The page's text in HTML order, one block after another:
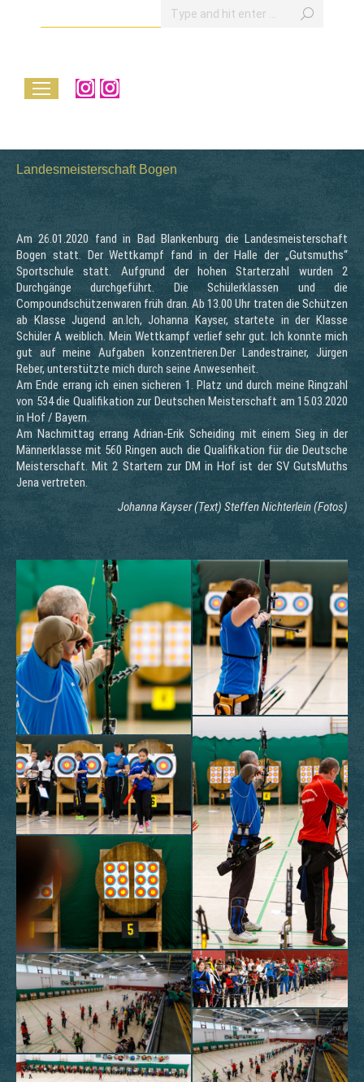
Search:
Instagram
in
new
Instagram
in
Landesmeisterschaft Bogen
Am 26.01.2020 fand in Bad Blankenburg die Landesmeisterschaft
Bogen statt. Der Wettkampf fand in der Halle der „Gutsmuths“
Sportschule statt. Aufgrund der hohen Starterzahl wurden 2
Durchgänge durchgeführt. Die Schülerklassen und die
Compoundschützenwaren früh dran. Ab 13.00 Uhr traten die Schützen
ab Klasse Jugend an.Ich, Johanna Kayser, startete in der Klasse
Schüler A weiblich. Mein Wettkampf verlief sehr gut. Ich konnte mich
gut auf meine Aufgaben konzentrieren.Der Landestrainer, Jürgen
Reber, unterstützte mich durch seine Anwesenheit.
Am Ende errang ich einen sicheren 1. Platz und durch meine Ringzahl
von 534 die Qualifikation zur Deutschen Meisterschaft am 15.03.2020
in Hof / Bayern.
Am Nachmittag errang Adrian-Erik Scheiding mit einem Sieg in der
Männerklasse mit 560 Ringen auch die Qualifikation für die Deutsche
Meisterschaft. Mit 2 Startern zur DM in Hof ist der SV GutsMuths
Jena vertreten.
Johanna Kayser (Text) Steffen Nichterlein (Fotos)